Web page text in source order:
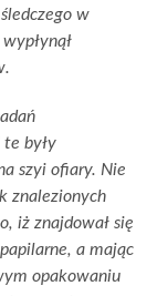
w
były
szyi ofiary. Nie
znalezionych
iż znajdował się
a mając
opakowaniu